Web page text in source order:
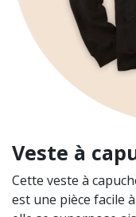
Veste à
Cette veste à
est une pièce facile